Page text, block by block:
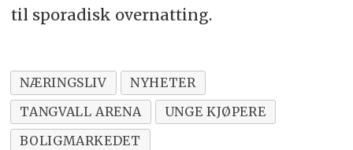
til sporadisk overnatting.
NÆRINGSLIV
NYHETER
TANGVALL ARENA
UNGE KJØPERE
BOLIGMARKEDET